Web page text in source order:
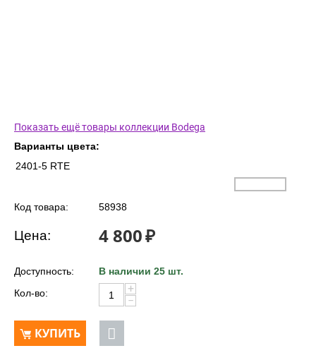
Показать ещё товары коллекции Bodega
Варианты цвета:
2401-5 RTE
Код товара: 58938
Цена: 4 800₽
Доступность:
В наличии 25 шт.
Кол-во:
+
−
КУПИТЬ